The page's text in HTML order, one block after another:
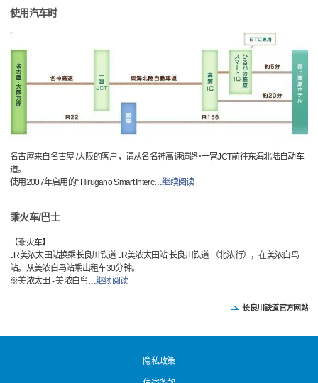
使用汽车时
名古屋来自名古屋 /大阪的客户，请从名名神高速道路･一宫JCT前往东海北陆自动车
道。
使用2007年启用的“ Hirugano Smart Interc…继续阅读
乘火车/巴士
【乘火车】
JR美浓太田站换乘长良川铁道 JR美浓太田站 长良川铁道 （北浓行），在美浓白鸟
站。从美浓白鸟站乘出租车30分钟。
※美浓太田 - 美浓白鸟…继续阅读
长良川铁道官方网站
隐私政策